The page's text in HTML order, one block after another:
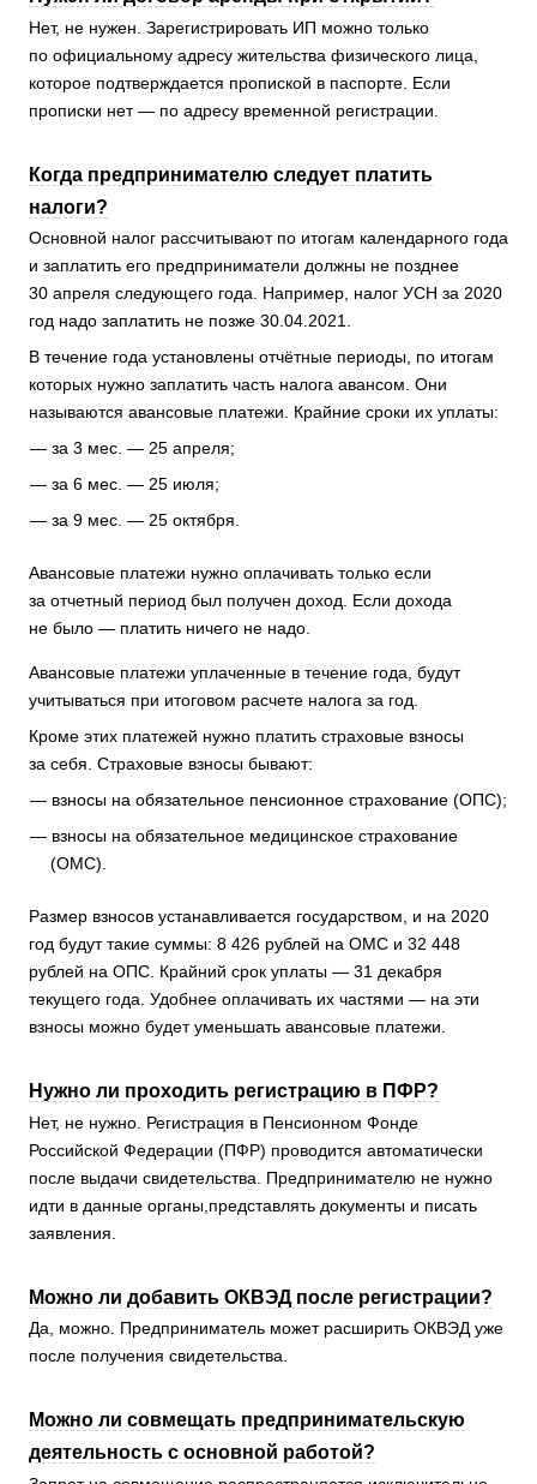
Нет, не нужен. Зарегистрировать ИП можно только
по официальному адресу жительства физического лица,
которое подтверждается пропиской в паспорте. Если
прописки нет — по адресу временной регистрации.
Когда предпринимателю следует платить
налоги?
Основной налог рассчитывают по итогам календарного года
и заплатить его предприниматели должны не позднее
30 апреля следующего года. Например, налог УСН за 2020
год надо заплатить не позже 30.04.2021.
В течение года установлены отчётные периоды, по итогам
которых нужно заплатить часть налога авансом. Они
называются авансовые платежи. Крайние сроки их уплаты:
за 3 мес. — 25 апреля;
за 6 мес. — 25 июля;
за 9 мес. — 25 октября.
Авансовые платежи нужно оплачивать только если
за отчетный период был получен доход. Если дохода
не было — платить ничего не надо.
Авансовые платежи уплаченные в течение года, будут
учитываться при итоговом расчете налога за год.
Кроме этих платежей нужно платить страховые взносы
за себя. Страховые взносы бывают:
взносы на обязательное пенсионное страхование (ОПС);
взносы на обязательное медицинское страхование
(ОМС).
Размер взносов устанавливается государством, и на 2020
год будут такие суммы: 8 426 рублей на ОМС и 32 448
рублей на ОПС. Крайний срок уплаты — 31 декабря
текущего года. Удобнее оплачивать их частями — на эти
взносы можно будет уменьшать авансовые платежи.
Нужно ли проходить регистрацию в ПФР?
Нет, не нужно. Регистрация в Пенсионном Фонде
Российской Федерации (ПФР) проводится автоматически
после выдачи свидетельства. Предпринимателю не нужно
идти в данные органы,представлять документы и писать
заявления.
Можно ли добавить ОКВЭД после регистрации?
Да, можно. Предприниматель может расширить ОКВЭД уже
после получения свидетельства.
Можно ли совмещать предпринимательскую
деятельность с основной работой?